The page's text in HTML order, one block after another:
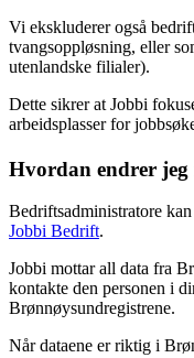
Vi ekskluderer også
tvangsoppløsning, eller
utenlandske filialer).
Dette sikrer at Jobbi
arbeidsplasser for
Hvordan endrer
Bedriftsadministratore
Jobbi Bedrift.
Jobbi mottar all data fra
kontakte den personen i
Brønnøysundregistrene.
Når dataene er riktig i